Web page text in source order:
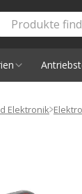
Elektronik